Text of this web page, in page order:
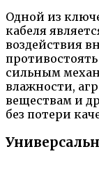
Одной из
кабеля
воздействия
сильным
влажности,
веществам и
без потери